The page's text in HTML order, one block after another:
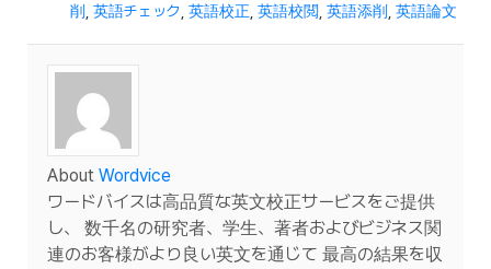
削
英語チェック 英語校正 英語校閲 英語添削 英語論文
About Wordvice
ワードバイスは高品質な英文校正サービスをご提供
し、 数千名の研究者、学生、著者およびビジネス関
連のお客様がより良い英文を通じて 最高の結果を収